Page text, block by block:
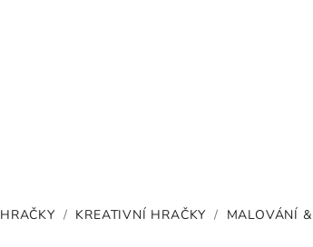
HRAČKY / KREATIVNÍ HRAČKY / MALOVÁNÍ